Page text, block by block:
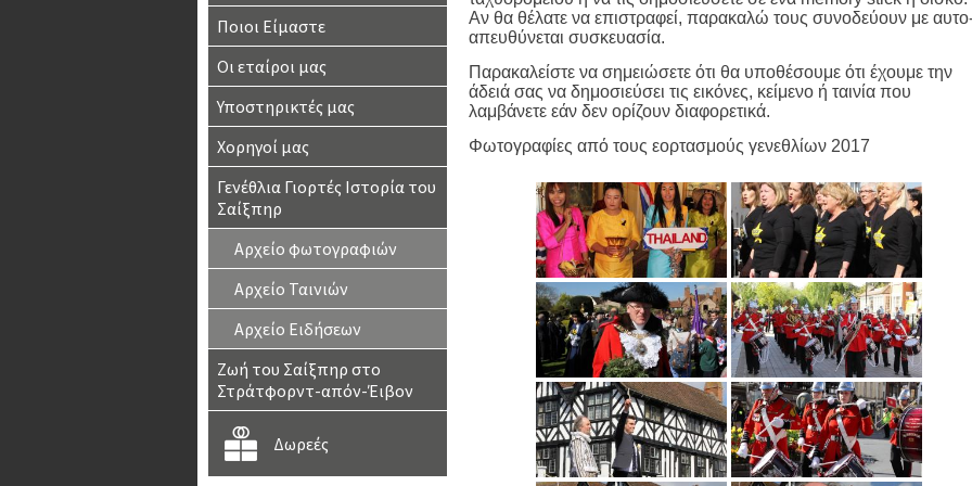
Ποιοι Είμαστε
Οι εταίροι μας
Υποστηρικτές μας
Χορηγοί μας
Γενέθλια Γιορτές Ιστορία του
Σαίξπηρ
Αρχείο φωτογραφιών
Αρχείο Ταινιών
Αρχείο Ειδήσεων
Ζωή του Σαίξπηρ στο
Στράτφορντ-απόν-Έιβον
Δωρεές
Αν θα θέλατε να επιστραφεί, παρακαλώ τους συνοδεύουν με
απευθύνεται συσκευασία.
Παρακαλείστε να σημειώσετε ότι θα υποθέσουμε ότι έχουμε την
άδειά σας να δημοσιεύσει τις εικόνες, κείμενο ή ταινία που
λαμβάνετε εάν δεν ορίζουν διαφορετικά.
Φωτογραφίες από τους εορτασμούς γενεθλίων 2017